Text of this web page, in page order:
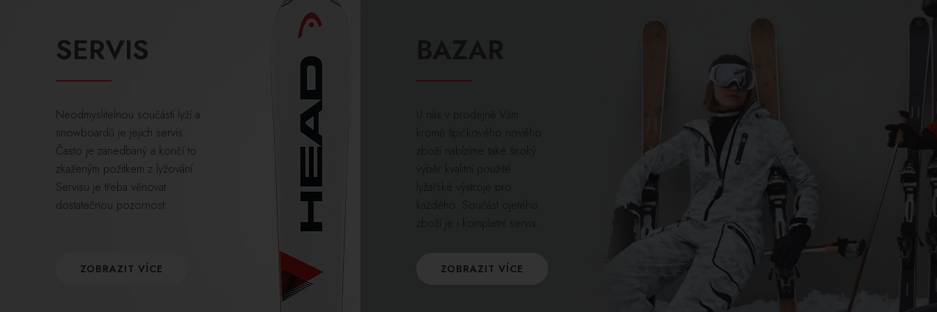
SERVIS
Neodmyslitelnou součástí lyží a
snowboardů je jejich servis.
Často je zanedbaný a končí to
zkaženým požitkem z lyžování.
Servisu je třeba věnovat
dostatečnou pozornost.
ZOBRAZIT VÍCE
U nás v prodejně Vám
kromě špičkového nového
zboží nabízíme také široký
výběr kvalitní použité
lyžařské výstroje pro
každého. Součást ojetého
zboží je i kompletní servis.
ZOBRAZIT VÍCE